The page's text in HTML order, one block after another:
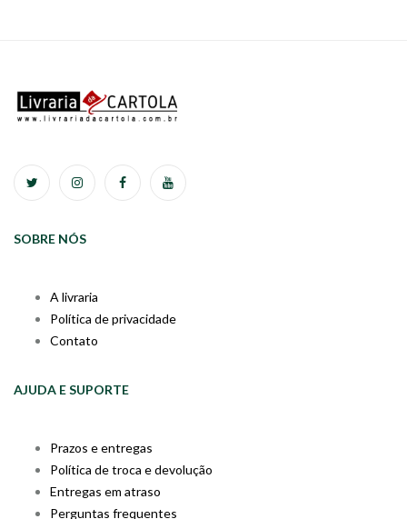
SOBRE NÓS
A livraria
Política de privacidade
Contato
AJUDA E SUPORTE
Prazos e entregas
Política de troca e devolução
Entregas em atraso
Perguntas frequentes